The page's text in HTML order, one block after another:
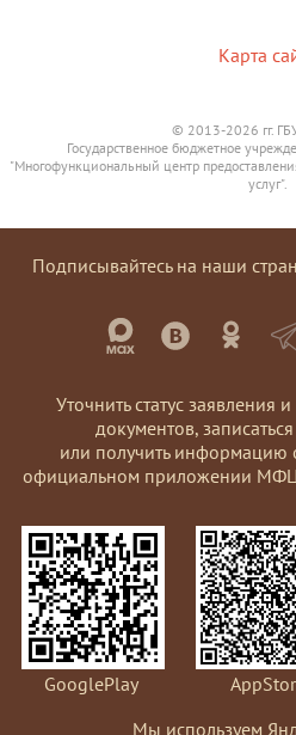
Карта
© 2013-2026 гг.
Государственное бюджетное
"Многофункциональный центр
услуг".
Подписывайтесь на наши
Уточнить статус заявления
документов,
или получить информацию
официальном приложении МФЦ
GooglePlay
Мы используем